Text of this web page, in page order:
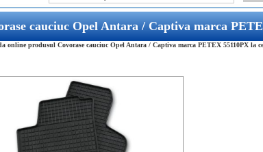
cauciuc Opel Antara / Captiva marca
online produsul Covorase cauciuc Opel Antara / Captiva marca PETEX 55110PX la